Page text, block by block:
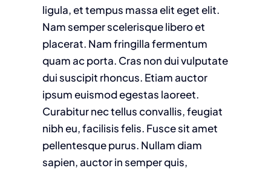
ligula, et tempus massa elit eget elit.
Nam semper scelerisque libero et
placerat. Nam fringilla fermentum
quam ac porta. Cras non dui vulputate
dui suscipit rhoncus. Etiam auctor
ipsum euismod egestas laoreet.
Curabitur nec tellus convallis, feugiat
nibh eu, facilisis felis. Fusce sit amet
pellentesque purus. Nullam diam
sapien, auctor in semper quis,